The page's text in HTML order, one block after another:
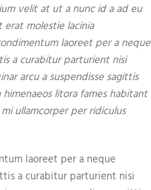
velit at ut a nunc id a ad eu
molestie lacinia
laoreet per a neque
a curabitur parturient nisi
arcu a suspendisse sagittis
litora fames habitant
ullamcorper per ridiculus
laoreet per a neque
a curabitur parturient nisi